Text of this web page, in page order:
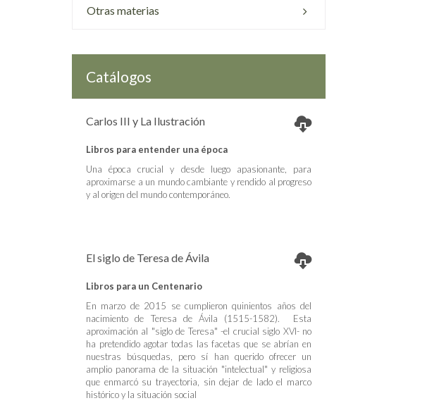
Otras materias
Catálogos
Carlos III y La Ilustración
Libros para entender una época
Una época crucial y desde luego apasionante, para
aproximarse a un mundo cambiante y rendido al progreso
y al origen del mundo contemporáneo.
El siglo de Teresa de Ávila
Libros para un Centenario
En marzo de 2015 se cumplieron quinientos años del
nacimiento de Teresa de Ávila (1515-1582). Esta
aproximación al "siglo de Teresa" -el crucial siglo XVI- no
ha pretendido agotar todas las facetas que se abrían en
nuestras búsquedas, pero sí han querido ofrecer un
amplio panorama de la situación "intelectual" y religiosa
que enmarcó su trayectoria, sin dejar de lado el marco
histórico y la situación social